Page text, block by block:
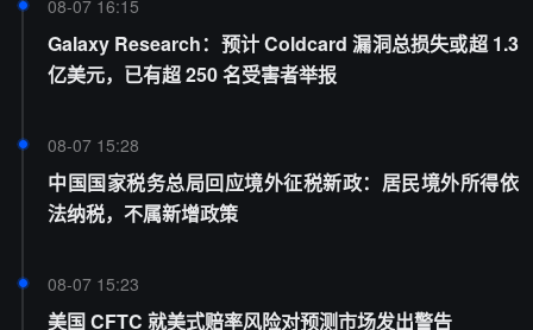
08-07 16:15
Galaxy Research：预计 Coldcard 漏洞总损失或超 1.3
亿美元，已有超 250 名受害者举报
08-07 15:28
中国国家税务总局回应境外征税新政：居民境外所得依
法纳税，不属新增政策
08-07 15:23
美国 CFTC 就美式赔率风险对预测市场发出警告